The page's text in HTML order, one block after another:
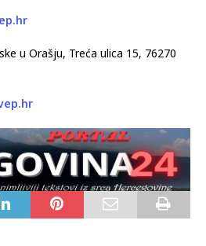
u Orašju, Treća ulica 15, 76270